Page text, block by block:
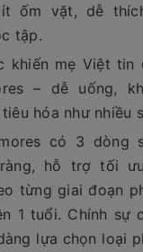
ít ốm vặt, dễ
tập.
khiến mẹ Việt tin
– dễ uống,
hóa như nhiều
có 3 dòng
hỗ trợ tối
từng giai đoạn
1 tuổi. Chính sự
lựa chọn loại